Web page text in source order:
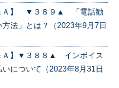
＆Ａ】 ▼３８９▲ 「電話勧
法」とは？（2023年9月7日
Ａ】▼３８８▲ インボイス
について（2023年8月31日